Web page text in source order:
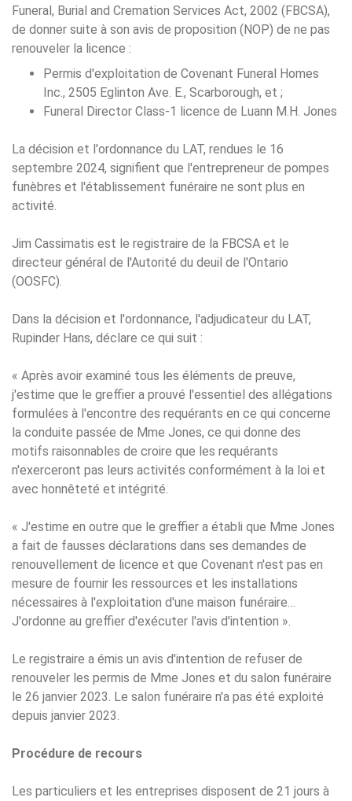
Funeral, Burial and Cremation Services Act, 2002 (FBCSA),
de donner suite à son avis de proposition (NOP) de ne pas
renouveler la licence :
Permis d'exploitation de Covenant Funeral Homes
Inc., 2505 Eglinton Ave. E., Scarborough, et ;
Funeral Director Class-1 licence de Luann M.H. Jones
La décision et l'ordonnance du LAT, rendues le 16
septembre 2024, signifient que l'entrepreneur de pompes
funèbres et l'établissement funéraire ne sont plus en
activité.
Jim Cassimatis est le registraire de la FBCSA et le
directeur général de l'Autorité du deuil de l'Ontario
(OOSFC).
Dans la décision et l'ordonnance, l'adjudicateur du LAT,
Rupinder Hans, déclare ce qui suit :
« Après avoir examiné tous les éléments de preuve,
j'estime que le greffier a prouvé l'essentiel des allégations
formulées à l'encontre des requérants en ce qui concerne
la conduite passée de Mme Jones, ce qui donne des
motifs raisonnables de croire que les requérants
n'exerceront pas leurs activités conformément à la loi et
avec honnêteté et intégrité.
« J'estime en outre que le greffier a établi que Mme Jones
a fait de fausses déclarations dans ses demandes de
renouvellement de licence et que Covenant n'est pas en
mesure de fournir les ressources et les installations
nécessaires à l'exploitation d'une maison funéraire…
J'ordonne au greffier d'exécuter l'avis d'intention ».
Le registraire a émis un avis d'intention de refuser de
renouveler les permis de Mme Jones et du salon funéraire
le 26 janvier 2023. Le salon funéraire n'a pas été exploité
depuis janvier 2023.
Procédure de recours
Les particuliers et les entreprises disposent de 21 jours à